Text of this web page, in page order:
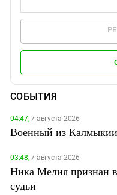
СОБЫТИЯ
04:47,7 августа 2026
Военный из
03:48,7 августа 2026
Ника Мелия признан
судьи